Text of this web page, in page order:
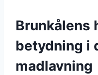
Brunkålens
betydning i
madlavning